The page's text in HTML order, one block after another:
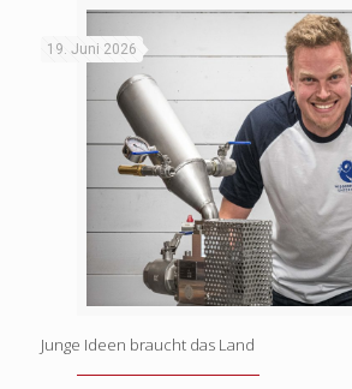
19. Juni 2026
Junge Ideen braucht das Land